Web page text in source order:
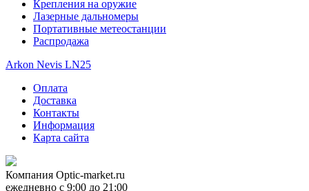
Крепления на оружие
Лазерные дальномеры
Портативные метеостанции
Распродажа
Arkon Nevis LN25
Оплата
Доставка
Контакты
Информация
Карта сайта
Компания Optic-market.ru
ежедневно с 9:00 до 21:00